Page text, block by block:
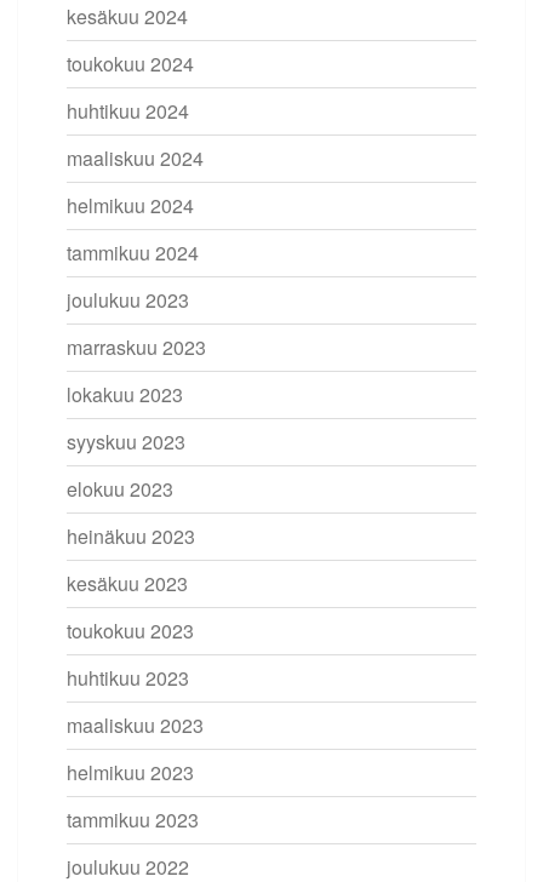
kesäkuu 2024
toukokuu 2024
huhtikuu 2024
maaliskuu 2024
helmikuu 2024
tammikuu 2024
joulukuu 2023
marraskuu 2023
lokakuu 2023
syyskuu 2023
elokuu 2023
heinäkuu 2023
kesäkuu 2023
toukokuu 2023
huhtikuu 2023
maaliskuu 2023
helmikuu 2023
tammikuu 2023
joulukuu 2022